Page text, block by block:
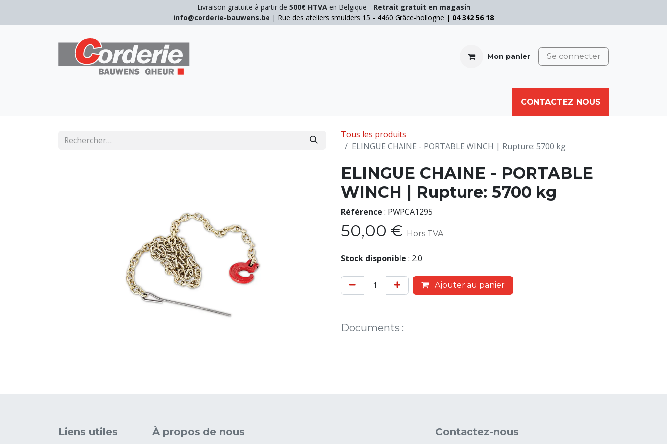
Livraison gratuite à partir de 500€ HTVAen Belgique - Retrait gratuit en magasin
info@corderie-bauwens.be | Rue des ateliers smulders 15 - 4460 Grâce-hollogne | 04 342 56 18
Mon panier Se connecter
CORDE AUTRES
CONTACTEZ NOUS
Tous les produits
ELINGUE CHAINE - PORTABLE WINCH | Rupture: 5700 kg
ELINGUE CHAINE - PORTABLE
WINCH | Rupture: 5700 kg
Référence : PWPCA1295
50,00 € Hors TVA
Stock disponible : 2.0
Ajouter au panier
Documents :
Liens utiles À propos de nous Contactez-nous